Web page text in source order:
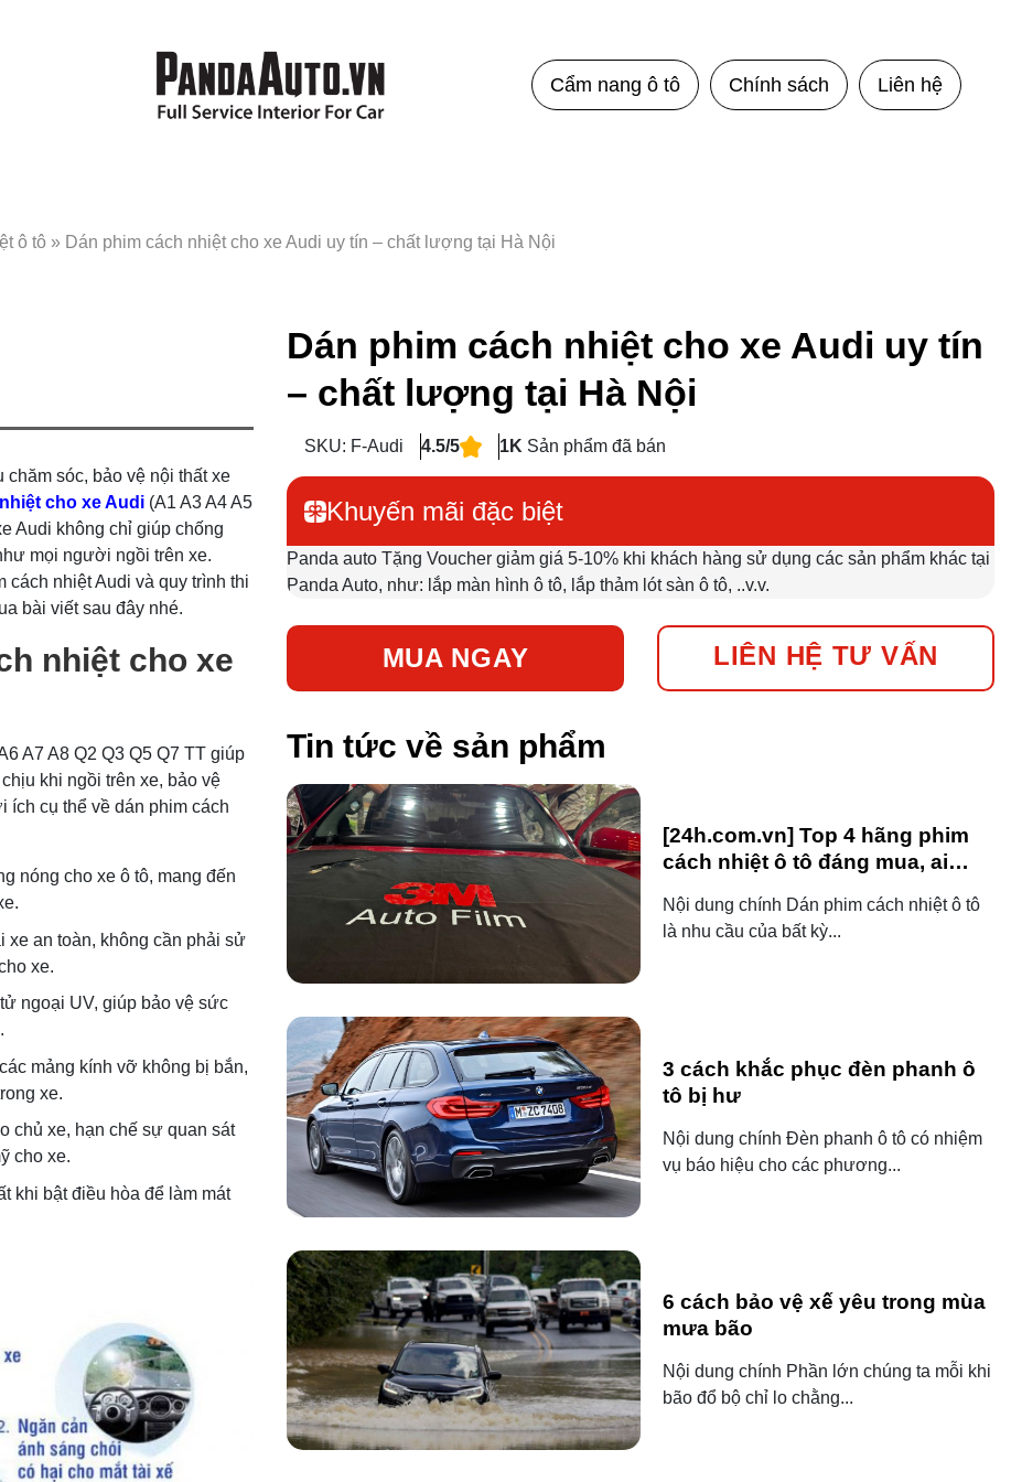
Cẩm nang ô tô Chính sách Liên hệ
ô tô » Dán phim cách nhiệt cho xe Audi uy tín – chất lượng tại Hà Nội
sóc, bảo vệ nội thất xe
cho xe Audi (A1 A3 A4 A5
Audi không chỉ giúp chống
mọi người ngồi trên xe.
nhiệt Audi và quy trình thi
bài viết sau đây nhé.
nhiệt cho xe
A7 A8 Q2 Q3 Q5 Q7 TT giúp
khi ngồi trên xe, bảo vệ
cụ thể về dán phim cách
nóng cho xe ô tô, mang đến
xe an toàn, không cần phải sử
xe.
ngoại UV, giúp bảo vệ sức
mảng kính vỡ không bị bắn,
xe.
chủ xe, hạn chế sự quan sát
cho xe.
khi bật điều hòa để làm mát
Dán phim cách nhiệt cho xe Audi uy tín
– chất lượng tại Hà Nội
SKU: F-Audi 4.5/5 1K Sản phẩm đã bán
Khuyến mãi đặc biệt
Panda auto Tặng Voucher giảm giá 5-10% khi khách hàng sử dụng các sản phẩm khác tại
Panda Auto, như: lắp màn hình ô tô, lắp thảm lót sàn ô tô, ..v.v.
MUA NGAY LIÊN HỆ TƯ VẤN
Tin tức về sản phẩm
[24h.com.vn] Top 4 hãng phim
cách nhiệt ô tô đáng mua, ai
Nội dung chính Dán phim cách nhiệt ô tô
là nhu cầu của bất kỳ...
3 cách khắc phục đèn phanh ô
tô bị hư
Nội dung chính Đèn phanh ô tô có nhiệm
vụ báo hiệu cho các phương...
6 cách bảo vệ xế yêu trong mùa
mưa bão
Nội dung chính Phần lớn chúng ta mỗi khi
bão đổ bộ chỉ lo chằng...